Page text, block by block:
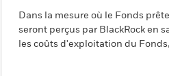
Dans la mesure où le Fonds
seront perçus par BlackRock en
les coûts d'exploitation du